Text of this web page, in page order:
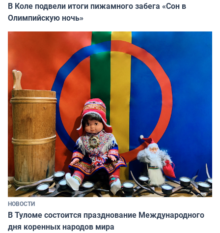
В Коле подвели итоги пижамного забега «Сон в
Олимпийскую ночь»
НОВОСТИ
В Туломе состоится празднование Международного
дня коренных народов мира